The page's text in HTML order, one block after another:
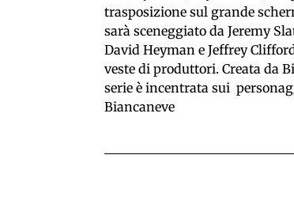
trasposizione sul grande
sarà sceneggiato da Jeremy
David Heyman e Jeffrey
veste di produttori. Creata da
serie è incentrata sui
Biancaneve